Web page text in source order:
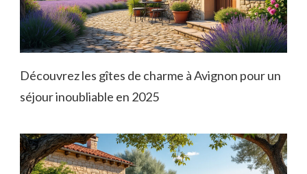
Découvrez les gîtes de charme à Avignon pour un
séjour inoubliable en 2025